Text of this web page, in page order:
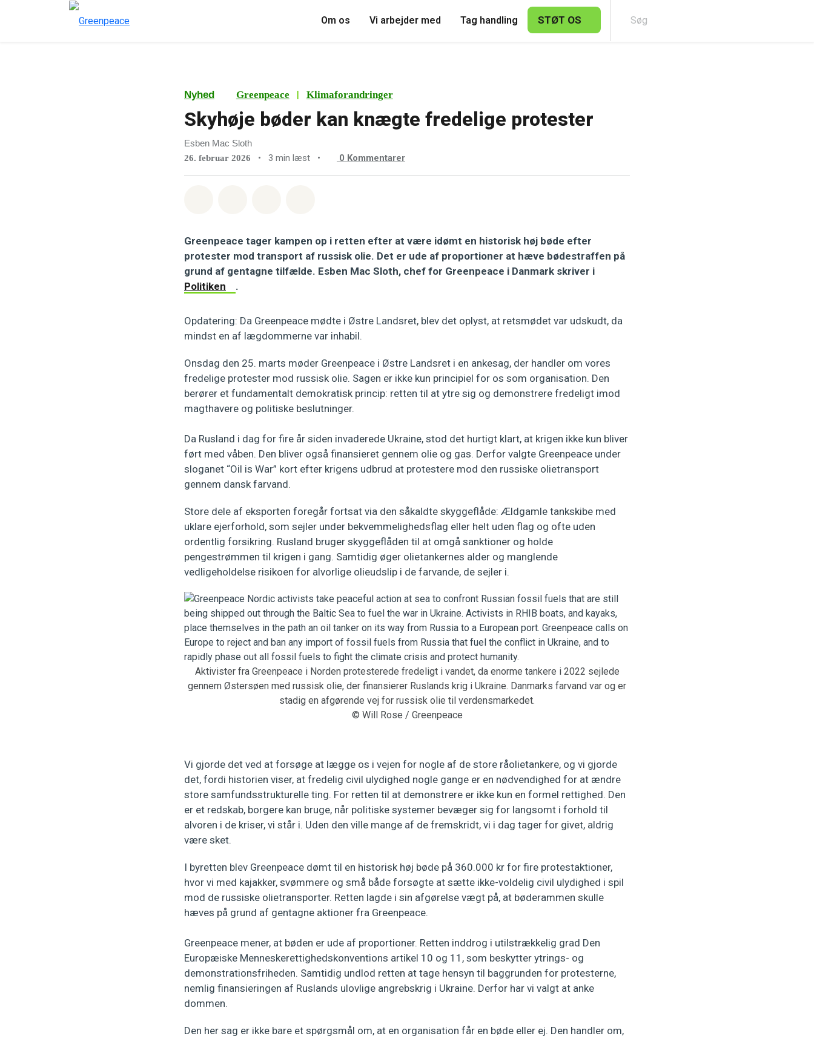
Om os Vi arbejder med Tag handling STØT OS
Nyhed Greenpeace | Klimaforandringer
Skyhøje bøder kan knægte fredelige protester
Esben Mac Sloth
26. februar 2026 • 3 min læst • 0 Kommentarer
Greenpeace tager kampen op i retten efter at være idømt en historisk høj bøde efter
protester mod transport af russisk olie. Det er ude af proportioner at hæve bødestraffen på
grund af gentagne tilfælde. Esben Mac Sloth, chef for Greenpeace i Danmark skriver i
Politiken
.
Opdatering: Da Greenpeace mødte i Østre Landsret, blev det oplyst, at retsmødet var udskudt, da
mindst en af lægdommerne var inhabil.
Onsdag den 25. marts møder Greenpeace i Østre Landsret i en ankesag, der handler om vores
fredelige protester mod russisk olie. Sagen er ikke kun principiel for os som organisation. Den
berører et fundamentalt demokratisk princip: retten til at ytre sig og demonstrere fredeligt imod
magthavere og politiske beslutninger.
Da Rusland i dag for fire år siden invaderede Ukraine, stod det hurtigt klart, at krigen ikke kun bliver
ført med våben. Den bliver også finansieret gennem olie og gas. Derfor valgte Greenpeace under
sloganet “Oil is War” kort efter krigens udbrud at protestere mod den russiske olietransport
gennem dansk farvand.
Store dele af eksporten foregår fortsat via den såkaldte skyggeflåde: Ældgamle tankskibe med
uklare ejerforhold, som sejler under bekvemmelighedsflag eller helt uden flag og ofte uden
ordentlig forsikring. Rusland bruger skyggeflåden til at omgå sanktioner og holde
pengestrømmen til krigen i gang. Samtidig øger olietankernes alder og manglende
vedligeholdelse risikoen for alvorlige olieudslip i de farvande, de sejler i.
Aktivister fra Greenpeace i Norden protesterede fredeligt i vandet, da enorme tankere i 2022 sejlede
gennem Østersøen med russisk olie, der finansierer Ruslands krig i Ukraine. Danmarks farvand var og er
stadig en afgørende vej for russisk olie til verdensmarkedet.
© Will Rose / Greenpeace
Vi gjorde det ved at forsøge at lægge os i vejen for nogle af de store råolietankere, og vi gjorde
det, fordi historien viser, at fredelig civil ulydighed nogle gange er en nødvendighed for at ændre
store samfundsstrukturelle ting. For retten til at demonstrere er ikke kun en formel rettighed. Den
er et redskab, borgere kan bruge, når politiske systemer bevæger sig for langsomt i forhold til
alvoren i de kriser, vi står i. Uden den ville mange af de fremskridt, vi i dag tager for givet, aldrig
være sket.
I byretten blev Greenpeace dømt til en historisk høj bøde på 360.000 kr for fire protestaktioner,
hvor vi med kajakker, svømmere og små både forsøgte at sætte ikke-voldelig civil ulydighed i spil
mod de russiske olietransporter. Retten lagde i sin afgørelse vægt på, at bøderammen skulle
hæves på grund af gentagne aktioner fra Greenpeace.
Greenpeace mener, at bøden er ude af proportioner. Retten inddrog i utilstrækkelig grad Den
Europæiske Menneskerettighedskonventions artikel 10 og 11, som beskytter ytrings- og
demonstrationsfriheden. Samtidig undlod retten at tage hensyn til baggrunden for protesterne,
nemlig finansieringen af Ruslands ulovlige angrebskrig i Ukraine. Derfor har vi valgt at anke
dommen.
Den her sag er ikke bare et spørgsmål om, at en organisation får en bøde eller ej. Den handler om,